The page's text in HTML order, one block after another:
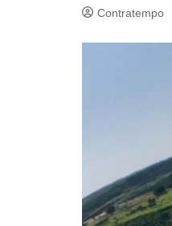
Contratempo